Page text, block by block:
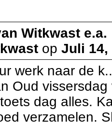
Witkwast e.a.
op Juli 14,
werk naar de
Oud
dag alles.
verzamelen.